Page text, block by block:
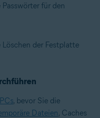
für den
der Festplatte
, bevor Sie die
Dateien , Caches